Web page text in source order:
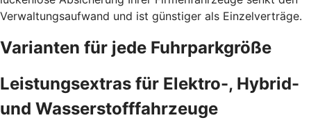
Verwaltungsaufwand und ist günstiger als Einzelverträge.
Varianten für jede Fuhrparkgröße
Leistungsextras für Elektro-, Hybrid-
und Wasserstofffahrzeuge